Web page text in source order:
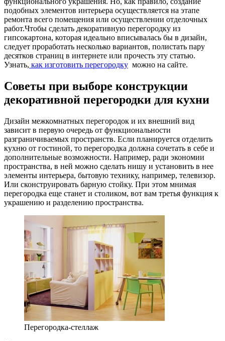
подобных элементов интерьера осуществляется на этапе
ремонта всего помещения или осуществлении отделочных
работ.Чтобы сделать декоративную перегородку из
гипсокартона, которая идеально вписывалась бы в дизайн,
следует проработать несколько вариантов, полистать пару
десятков страниц в интернете или прочесть эту статью.
Узнать, как изготовить перегородку можно на сайте.
Советы при выборе конструкции
декоративной перегородки для кухни
Дизайн межкомнатных перегородок и их внешний вид
зависит в первую очередь от функциональности
разграничиваемых пространств. Если планируется отделить
кухню от гостиной, то перегородка должна сочетать в себе и
дополнительные возможности. Например, ради экономии
пространства, в ней можно сделать нишу и установить в нее
элементы интерьера, бытовую технику, например, телевизор.
Или сконструировать барную стойку. При этом мнимая
перегородка еще станет и столиком, вот вам третья функция к
украшению и разделению пространства.
Перегородка-стеллаж